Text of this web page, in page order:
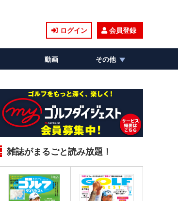
ログイン 会員登録
動画 その他
雑誌がまるごと読み放題！